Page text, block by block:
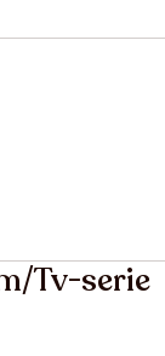
Tv-serie